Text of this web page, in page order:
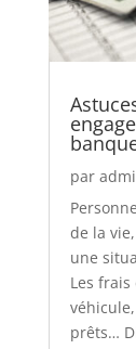
par
de la
une
Les
prêts…